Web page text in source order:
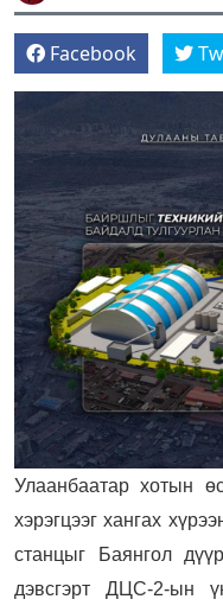
Facebook
Улаанбаатар хотын
хэрэгцээг хангах
станцыг Баянгол
дэвсгэрт ДЦС-2-ын